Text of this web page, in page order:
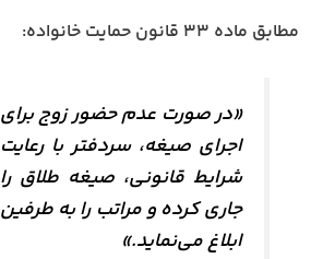
مطابق ماده ۳۳ قانون حمایت خانواده:
«در صورت عدم حضور زوج برای
اجرای صیغه، سردفتر با رعایت
شرایط قانونی، صیغه طلاق را
جاری کرده و مراتب را به طرفین
ابلاغ می‌نماید.»